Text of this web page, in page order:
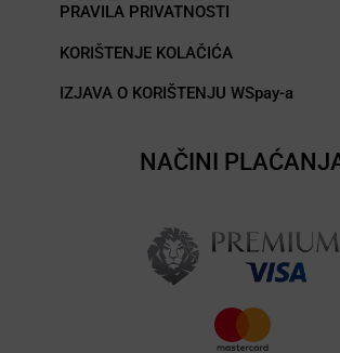
PRAVILA PRIVATNOSTI
KORIŠTENJE KOLAČIĆA
IZJAVA O KORIŠTENJU WSpay-a
NAČINI